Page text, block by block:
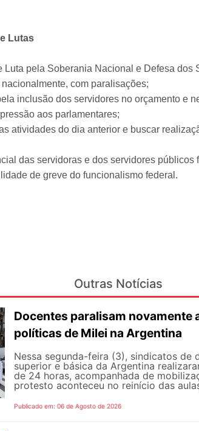
Lutas
Luta pela Soberania Nacional e Defesa dos
com paralisações;
inclusão dos servidores no orçamento e
aos parlamentares;
atividades do dia anterior e buscar
das servidoras e dos servidores públicos
de greve do funcionalismo federal.
Outras Notícias
Docentes paralisam novamente
políticas de Milei na Argentina
Nessa segunda-feira (3), sindicatos de
superior e básica da Argentina
de 24 horas, acompanhada de
protesto aconteceu no reinício das
Publicado em: 06 de Agosto de 2026